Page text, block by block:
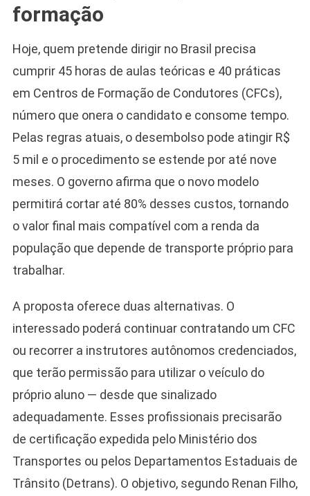
formação
Hoje, quem pretende dirigir no Brasil precisa
cumprir 45 horas de aulas teóricas e 40 práticas
em Centros de Formação de Condutores (CFCs),
número que onera o candidato e consome tempo.
Pelas regras atuais, o desembolso pode atingir R$
5 mil e o procedimento se estende por até nove
meses. O governo afirma que o novo modelo
permitirá cortar até 80% desses custos, tornando
o valor final mais compatível com a renda da
população que depende de transporte próprio para
trabalhar.
A proposta oferece duas alternativas. O
interessado poderá continuar contratando um CFC
ou recorrer a instrutores autônomos credenciados,
que terão permissão para utilizar o veículo do
próprio aluno — desde que sinalizado
adequadamente. Esses profissionais precisarão
de certificação expedida pelo Ministério dos
Transportes ou pelos Departamentos Estaduais de
Trânsito (Detrans). O objetivo, segundo Renan Filho,